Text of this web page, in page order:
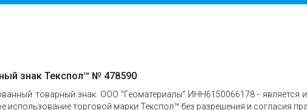
знак Текспол™ № 478590
товарный знак. ООО "Геоматериалы" ИНН6150066178 - является
использование торговой марки Текспол™ без разрешения и согласия